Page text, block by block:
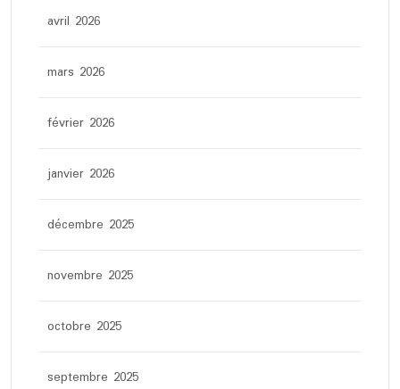
avril 2026
mars 2026
février 2026
janvier 2026
décembre 2025
novembre 2025
octobre 2025
septembre 2025